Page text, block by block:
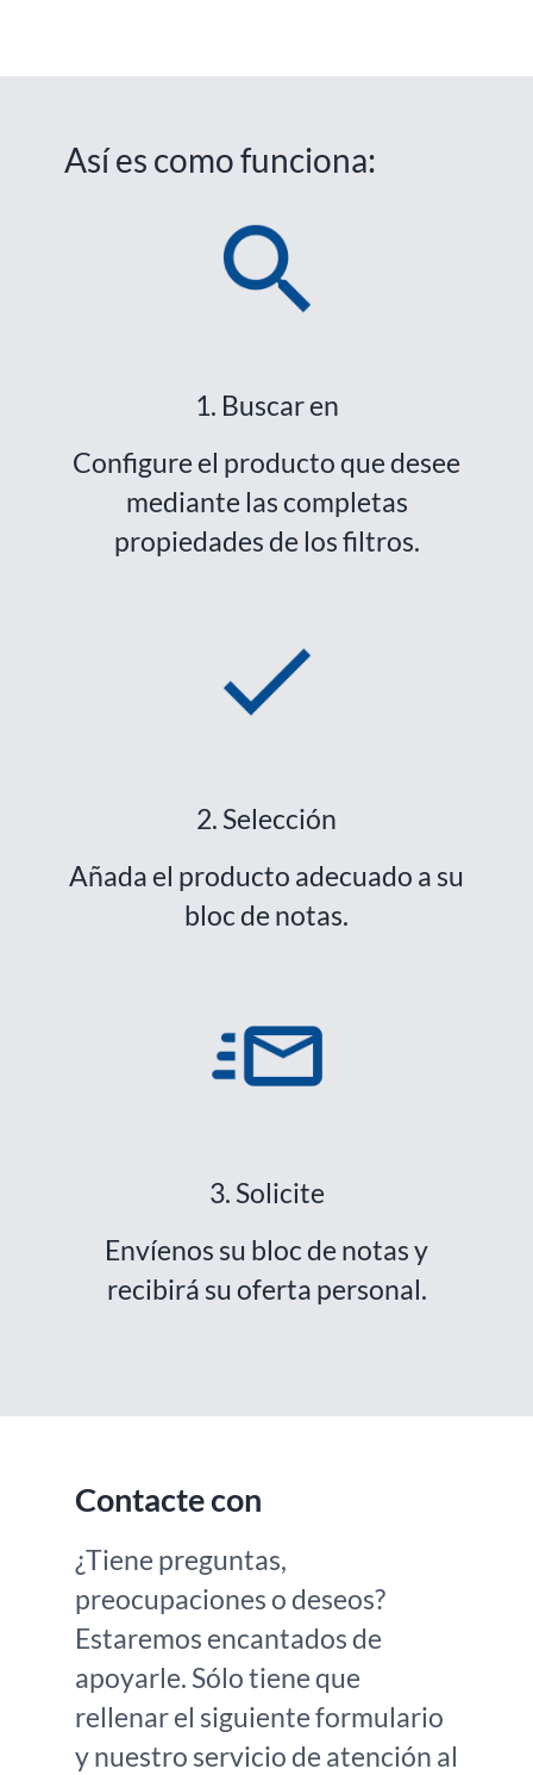
Así es como funciona:
1. Buscar en
Configure el producto que desee
mediante las completas
propiedades de los filtros.
2. Selección
Añada el producto adecuado a su
bloc de notas.
3. Solicite
Envíenos su bloc de notas y
recibirá su oferta personal.
Contacte con
¿Tiene preguntas,
preocupaciones o deseos?
Estaremos encantados de
apoyarle. Sólo tiene que
rellenar el siguiente formulario
y nuestro servicio de atención al